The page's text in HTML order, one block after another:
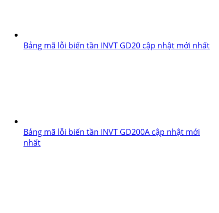
Bảng mã lỗi biến tần INVT GD20 cập nhật mới nhất
Bảng mã lỗi biến tần INVT GD200A cập nhật mới
nhất